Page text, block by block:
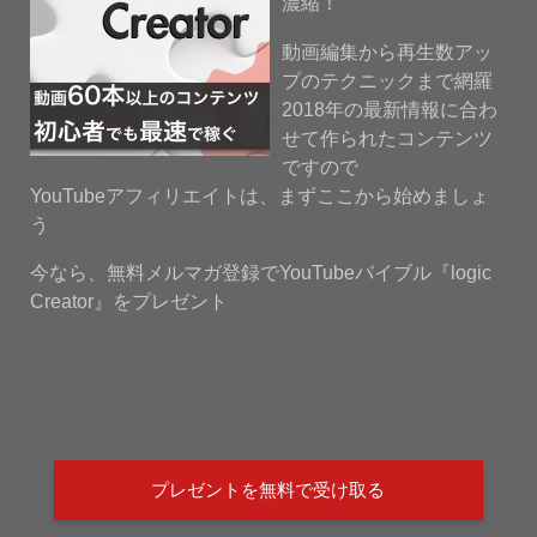
動画編集から再生数アッ
プのテクニックまで網羅
2018年の最新情報に合わ
せて作られたコンテンツ
ですので
YouTubeアフィリエイトは、まずここから始めましょ
う
今なら、無料メルマガ登録でYouTubeバイブル『logic
Creator』をプレゼント
プレゼントを無料で受け取る